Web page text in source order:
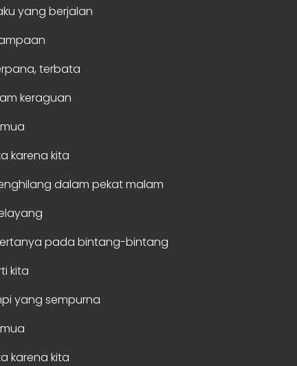
yang berjalan
terbata
keraguan
karena kita
dalam pekat malam
pada bintang-bintang
kita
yang sempurna
karena kita